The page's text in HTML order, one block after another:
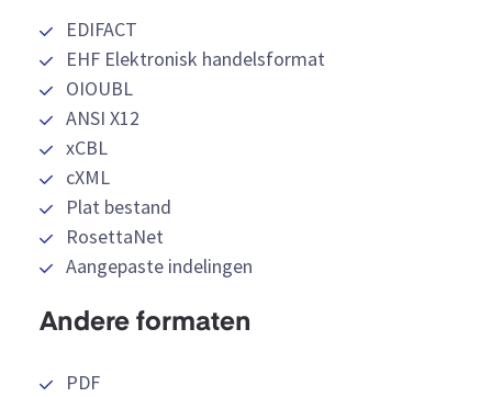
EDIFACT
EHF Elektronisk handelsformat
OIOUBL
ANSI X12
xCBL
cXML
Plat bestand
RosettaNet
Aangepaste indelingen
Andere formaten
PDF